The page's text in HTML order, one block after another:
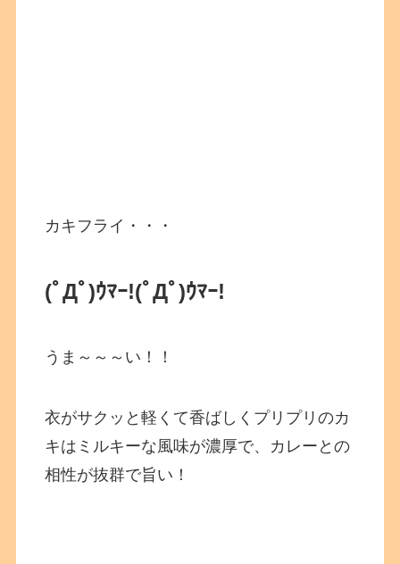
カキフライ・・・
(ﾟДﾟ)ｳﾏｰ!(ﾟДﾟ)ｳﾏｰ!
うま～～～い！！
衣がサクッと軽くて香ばしくプリプリのカ
キはミルキーな風味が濃厚で、カレーとの
相性が抜群で旨い！